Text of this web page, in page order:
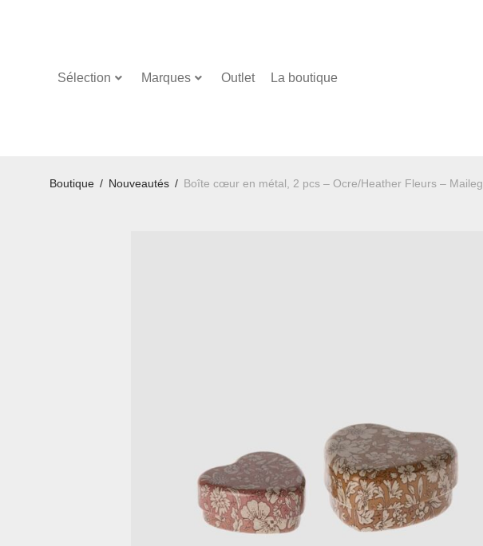
Sélection Marques Outlet La boutique
Boutique / Nouveautés / Boîte cœur en métal, 2 pcs – Ocre/Heather Fleurs – Maileg